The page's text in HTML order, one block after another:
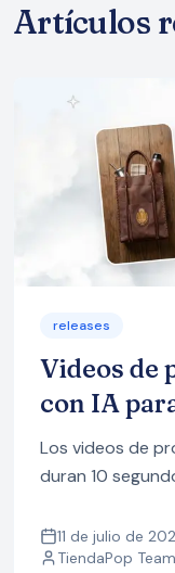
Artículos
releases
Videos de
con IA
largos,
con
Los videos de
duran 10
los 8 estilos con
11 de julio de
TiendaPop Team